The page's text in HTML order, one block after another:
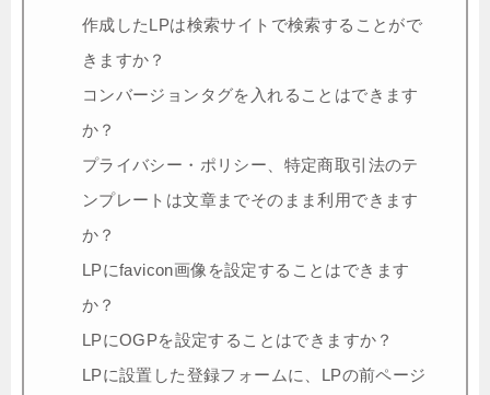
作成したLPは検索サイトで検索することがで
きますか？
コンバージョンタグを入れることはできます
か？
プライバシー・ポリシー、特定商取引法のテ
ンプレートは文章までそのまま利用できます
か？
LPにfavicon画像を設定することはできます
か？
LPにOGPを設定することはできますか？
LPに設置した登録フォームに、LPの前ページ